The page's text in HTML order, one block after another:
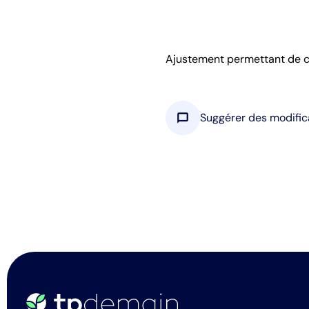
Ajustement permettant de
chat_bubble Suggérer des